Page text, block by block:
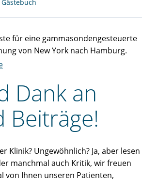
Gästebuch
für eine gammasondengesteuerte
von New York nach Hamburg.
Dank an
Beiträge!
Klinik? Ungewöhnlich? Ja, aber lesen
manchmal auch Kritik, wir freuen
von Ihnen unseren Patienten,